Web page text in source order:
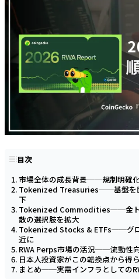
目次
市場全体の成長背景──規制明確
Tokenized Treasuries──基盤を
下
Tokenized Commodities──金ト
散の選択肢を拡大
Tokenized Stocks & ETFs──グ
近に
RWA Perps市場の活況──流動性
日本人投資家がこの転換点から得
まとめ──実需インフラとしての